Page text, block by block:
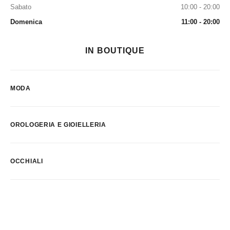
Sabato
10:00 - 20:00
Domenica
11:00 - 20:00
IN BOUTIQUE
MODA
OROLOGERIA E GIOIELLERIA
OCCHIALI